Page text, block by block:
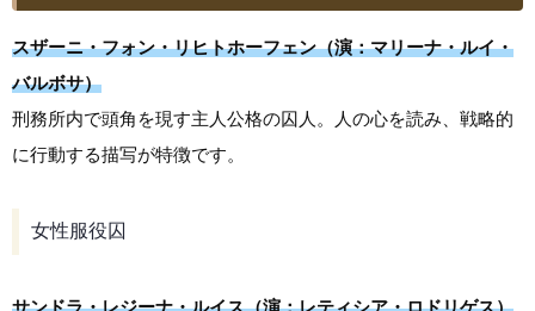
スザーニ・フォン・リヒトホーフェン（演：マリーナ・ルイ・
バルボサ）
刑務所内で頭角を現す主人公格の囚人。人の心を読み、戦略的
に行動する描写が特徴です。
女性服役囚
サンドラ・レジーナ・ルイス（演：レティシア・ロドリゲス）